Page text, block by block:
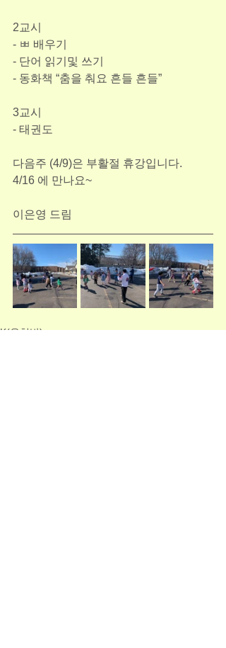
2교시
- ㅃ 배우기
- 단어 읽기및 쓰기
- 동화책 “춤을 춰요 흔들 흔들”
3교시
- 태권도
다음주 (4/9)은 부활절 휴강입니다.
4/16 에 만나요~
이은영 드림
K(유치반)